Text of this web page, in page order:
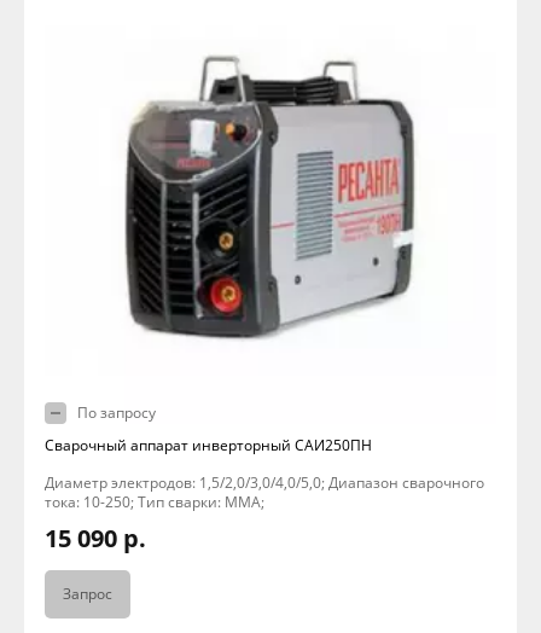
По запросу
Сварочный аппарат инверторный САИ250ПН
Диаметр электродов: 1,5/2,0/3,0/4,0/5,0; Диапазон сварочного
тока: 10-250; Тип сварки: MMA;
15 090 р.
Запрос